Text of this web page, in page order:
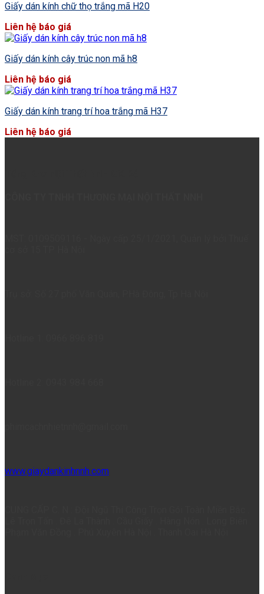
Giấy dán kính chữ thọ trắng mã H20
Liên hệ báo giá
Giấy dán kính cây trúc non mã h8
Liên hệ báo giá
Giấy dán kính trang trí hoa trắng mã H37
Liên hệ báo giá
www.giaydankinhnnh.com